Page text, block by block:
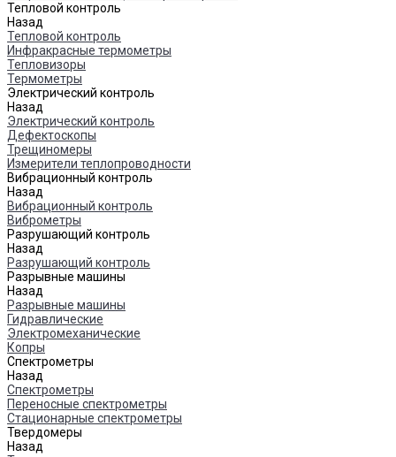
Тепловой контроль
Назад
Тепловой контроль
Инфракрасные термометры
Тепловизоры
Термометры
Электрический контроль
Назад
Электрический контроль
Дефектоскопы
Трещиномеры
Измерители теплопроводности
Вибрационный контроль
Назад
Вибрационный контроль
Виброметры
Разрушающий контроль
Назад
Разрушающий контроль
Разрывные машины
Назад
Разрывные машины
Гидравлические
Электромеханические
Копры
Спектрометры
Назад
Спектрометры
Переносные спектрометры
Стационарные спектрометры
Твердомеры
Назад